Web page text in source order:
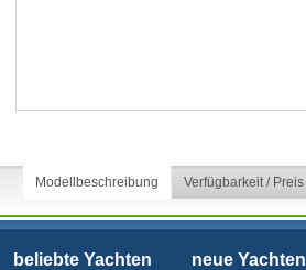
Modellbeschreibung Verfügbarkeit / Preis
beliebte Yachten neue Yachten